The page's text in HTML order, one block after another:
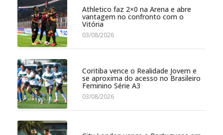
Athletico faz 2×0 na Arena e abre
vantagem no confronto com o
Vitória
03/08/2026
Coritiba vence o Realidade Jovem e
se aproxima do acesso no Brasileiro
Feminino Série A3
03/08/2026